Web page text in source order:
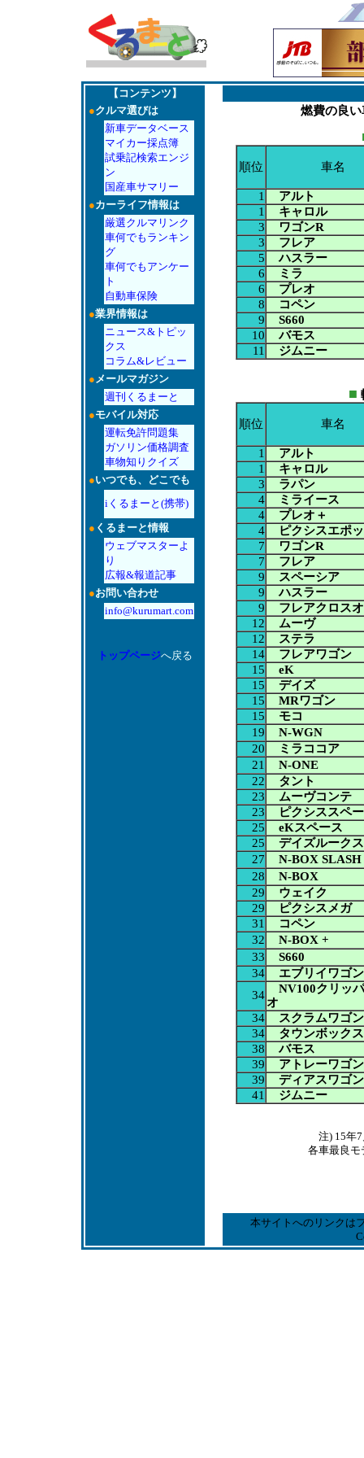
【コンテンツ】
●クルマ選びは
新車データベース
マイカー採点簿
試乗記検索エンジ
ン
国産車サマリー
●カーライフ情報は
厳選クルマリンク
車何でもランキン
グ
車何でもアンケー
ト
自動車保険
●業界情報は
ニュース&トピッ
クス
コラム&レビュー
●メールマガジン
週刊くるまーと
●モバイル対応
運転免許問題集
ガソリン価格調査
車物知りクイズ
●いつでも、どこでも
iくるまーと(携帯)
● くるまーと情報
ウェブマスターよ
り
広報&報道記事
●お問い合わせ
info@kurumart.com
トップページへ戻る
燃費の良
順位 車名
1
アルト
1
キャロル
3
ワゴンR
3
フレア
5
ハスラー
6
ミラ
6
プレオ
8
コペン
9
S660
10
バモス
11
ジムニー
■
順位 車名
1
アルト
1
キャロル
3
ラパン
4
ミライース
4
プレオ＋
4
ピクシスエポ
7
ワゴンR
7
フレア
9
スペーシア
9
ハスラー
9
フレアクロス
12
ムーヴ
12
ステラ
14
フレアワゴン
15
eK
15
デイズ
15
MRワゴン
15
モコ
19
N-WGN
20
ミラココア
21
N-ONE
22
タント
23
ムーヴコンテ
23
ピクシススペ
25
eKスペース
25
デイズルークス
27
N-BOX SLASH
28
N-BOX
29
ウェイク
29
ピクシスメガ
31
コペン
32
N-BOX +
33
S660
34
エブリイワゴン
34
NV100クリッ
オ
34
スクラムワゴン
34
タウンボックス
38
バモス
39
アトレーワゴン
39
ディアスワゴン
41
ジムニー
注) 15年
各車最良モ
本サイトへのリンクは